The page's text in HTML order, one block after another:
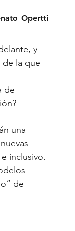
Opertti
y
de la que
de
una
inclusivo.
de